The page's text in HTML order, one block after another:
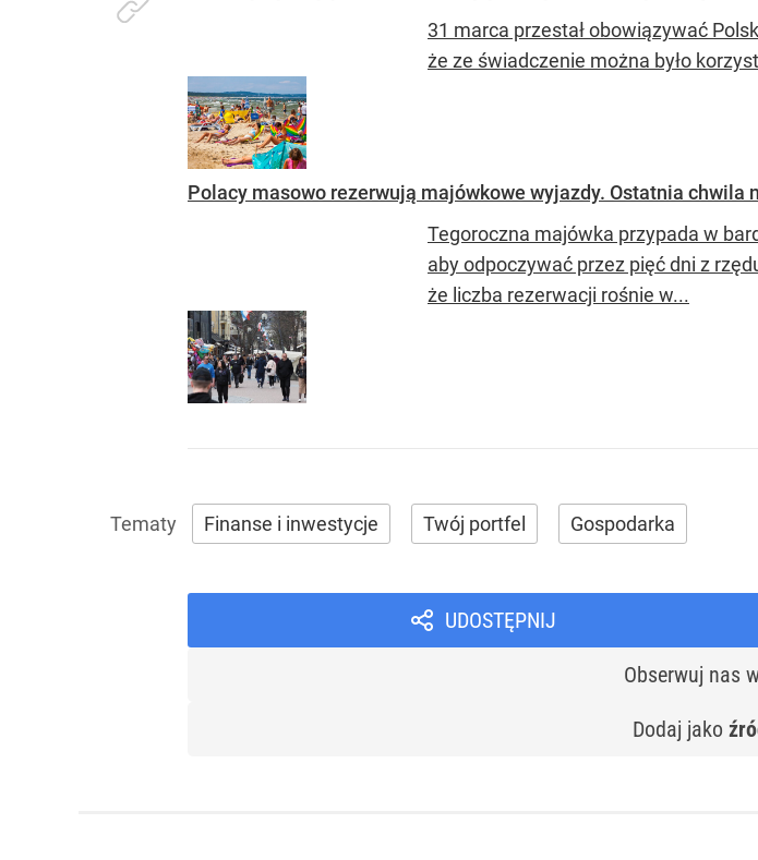
31 marca przestał obowiązywać
że ze świadczenie można było
Polacy masowo rezerwują majówkowe wyjazdy. Ostatnia chwila
Tegoroczna majówka przypada w
aby odpoczywać przez pięć dni z
że liczba rezerwacji rośnie w...
Finanse i inwestycje Twój portfel Gospodarka
UDOSTĘPNIJ
Obserwuj nas
Dodaj jako